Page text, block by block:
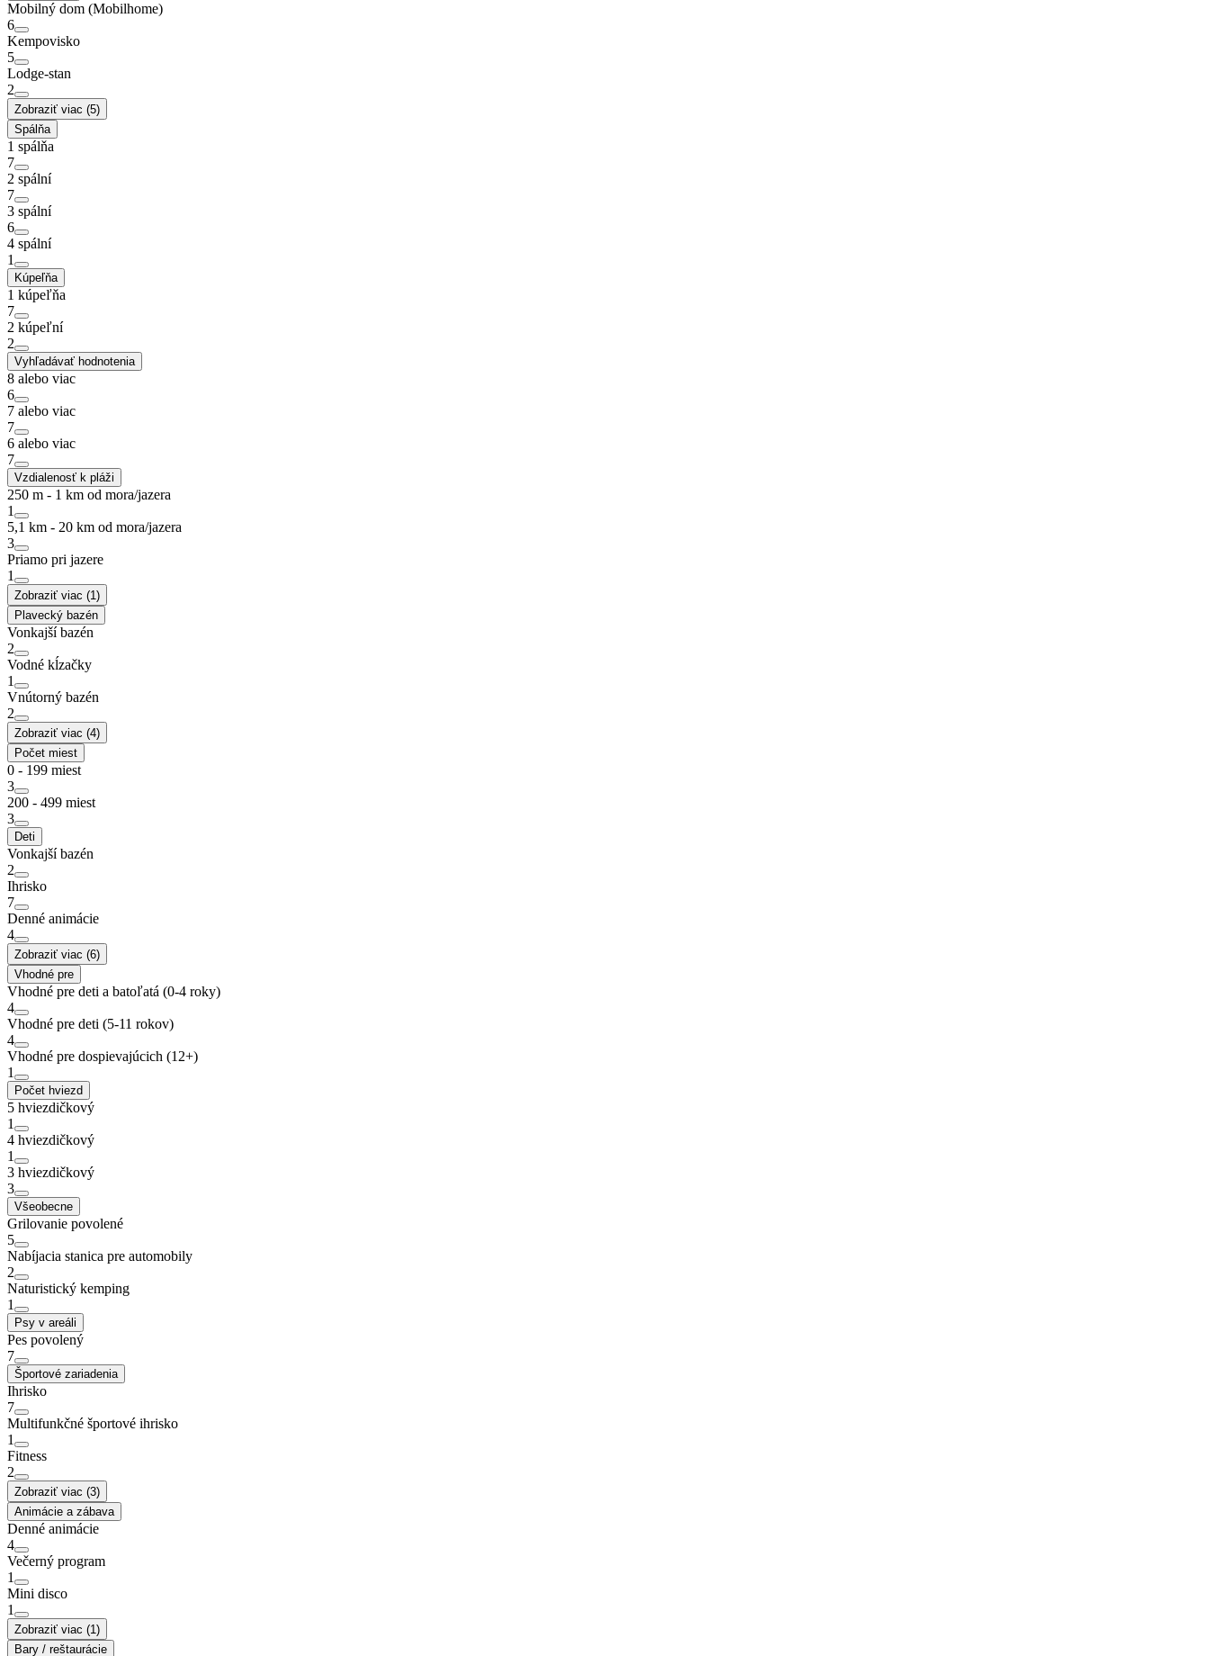
Mobilný dom (Mobilhome)
6
Kempovisko
5
Lodge-stan
2
Zobraziť viac (5)
Spálňa
1 spálňa
7
2 spální
7
3 spální
6
4 spální
1
Kúpeľňa
1 kúpeľňa
7
2 kúpeľní
2
Vyhľadávať hodnotenia
8 alebo viac
6
7 alebo viac
7
6 alebo viac
7
Vzdialenosť k pláži
250 m - 1 km od mora/jazera
1
5,1 km - 20 km od mora/jazera
3
Priamo pri jazere
1
Zobraziť viac (1)
Plavecký bazén
Vonkajší bazén
2
Vodné kĺzačky
1
Vnútorný bazén
2
Zobraziť viac (4)
Počet miest
0 - 199 miest
3
200 - 499 miest
3
Deti
Vonkajší bazén
2
Ihrisko
7
Denné animácie
4
Zobraziť viac (6)
Vhodné pre
Vhodné pre deti a batoľatá (0-4 roky)
4
Vhodné pre deti (5-11 rokov)
4
Vhodné pre dospievajúcich (12+)
1
Počet hviezd
5 hviezdičkový
1
4 hviezdičkový
1
3 hviezdičkový
3
Všeobecne
Grilovanie povolené
5
Nabíjacia stanica pre automobily
2
Naturistický kemping
1
Psy v areáli
Pes povolený
7
Športové zariadenia
Ihrisko
7
Multifunkčné športové ihrisko
1
Fitness
2
Zobraziť viac (3)
Animácie a zábava
Denné animácie
4
Večerný program
1
Mini disco
1
Zobraziť viac (1)
Bary / reštaurácie